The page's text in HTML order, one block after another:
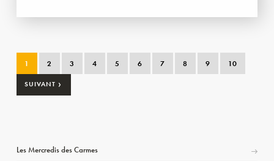
1 2 3 4 5 6 7 8 9 10
SUIVANT ›
Les Mercredis des Carmes